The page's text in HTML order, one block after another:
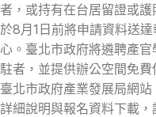
者，或持有在台居留證或
於8月1日前將申請資料送
心。臺北市政府將遴聘產
駐者，並提供辦公空間免
臺北市政府產業發展局網站
詳細說明與報名資料下載，